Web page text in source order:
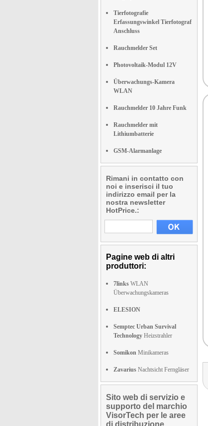
Tierfotografie
Erfassungswinkel Tierfotograf
Anschluss
Rauchmelder Set
Photovoltaik-Modul 12V
Überwachungs-Kamera
WLAN
Rauchmelder 10 Jahre Funk
Rauchmelder mit
Lithiumbatterie
GSM-Alarmanlage
Rimani in contatto con
noi e inserisci il tuo
indirizzo email per la
nostra newsletter
HotPrice.:
Pagine web di altri
produttori:
7links WLAN
Überwachungskameras
ELESION
Semptec Urban Survival
Technology Heizstrahler
Somikon Minikameras
Zavarius Nachtsicht Ferngläser
Sito web di servizio e
supporto del marchio
VisorTech per le aree
di distribuzione